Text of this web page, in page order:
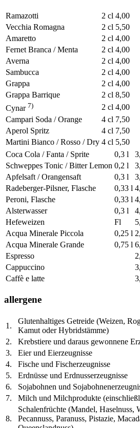
Ramazotti 2 cl 4,00
Vecchia Romagna
2 cl 5,50
Amaretto
2 cl 4,00
Fernet Branca / Menta
2 cl 4,00
Averna
2 cl 4,00
Sambucca
2 cl 4,00
Grappa
2 cl 4,00
Grappa Barrique
2 cl 8,50
Cynar 7) 2 cl 4,00
Campari Soda / Orange
4 cl 7,50
Aperol Spritz
4 cl 7,50
Martini Bianco / Rosso / Dry 4 cl 5,50
Coca Cola / Fanta / Sprite
0,3 l
Schweppes Tonic / Bitter Lemon 0,2 l
Apfelsaft / Orangensaft
0,3 l
Radeberger-Pilsner, Flasche
0,33 l
Peroni, Flasche
0,33 l
Alsterwasser
0,3 l
Hefeweizen
Fl
Acqua Minerale Piccola
0,25 l
Acqua Minerale Grande
0,75 l
Espresso
Cappuccino
Caffè e latte
allergene
1.
Glutenhaltiges Getreide (Weizen,
Kamut oder Hybridstämme)
2.
Krebstiere und daraus gewonnene
3.
Eier und Eierzeugnisse
4.
Fische und Fischerzeugnisse
5.
Erdnüsse und Erdnusserzeugnisse
6.
Sojabohnen und
7.
Milch und Milchprodukte
8.
Schalenfrüchte (Mandel, Haselnuss,
Pecannuss, Paranuss, Pistazie,